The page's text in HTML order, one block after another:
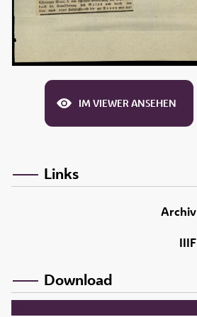
IM VIEWER ANSEHEN
Links
Archiv
IIIF
Download